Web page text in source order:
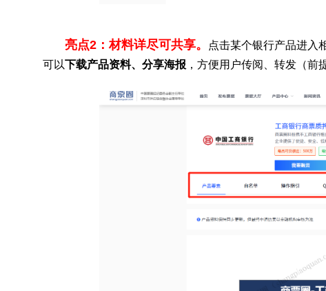
亮点2：材料详尽可共享。 点击某个银行产品进入
可以下载产品资料、分享海报 ，方便用户传阅、转发（前